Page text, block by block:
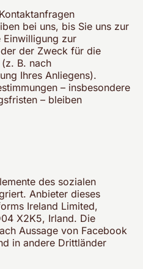
bei uns, bis Sie uns zur
Einwilligung zur
der Zweck für die
B. nach
Ihres Anliegens).
– insbesondere
– bleiben
des sozialen
Anbieter dieses
Ireland Limited,
X2K5, Irland. Die
Aussage von Facebook
in andere Drittländer